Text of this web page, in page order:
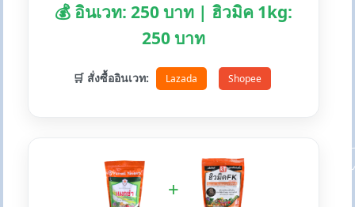
💰 อินเวท: 250 บาท | ฮิวมิค 1kg:
250 บาท
🛒 สั่งซื้ออินเวท: Lazada Shopee
+